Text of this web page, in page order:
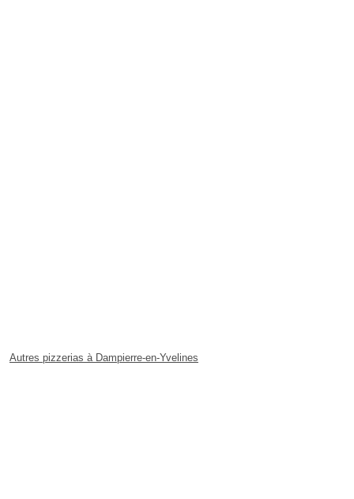
Autres pizzerias à Dampierre-en-Yvelines